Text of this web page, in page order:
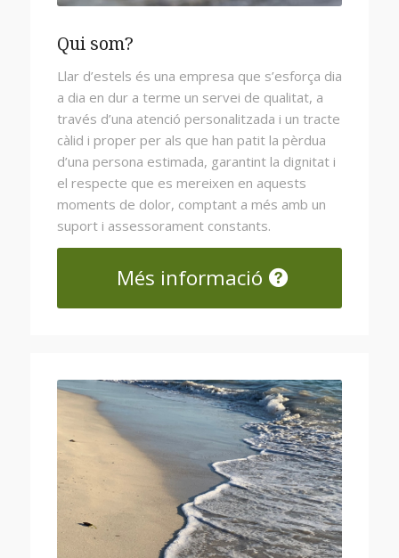
Qui som?
Llar d’estels és una empresa que s’esforça dia
a dia en dur a terme un servei de qualitat, a
través d’una atenció personalitzada i un tracte
càlid i proper per als que han patit la pèrdua
d’una persona estimada, garantint la dignitat i
el respecte que es mereixen en aquests
moments de dolor, comptant a més amb un
suport i assessorament constants.
Més informació